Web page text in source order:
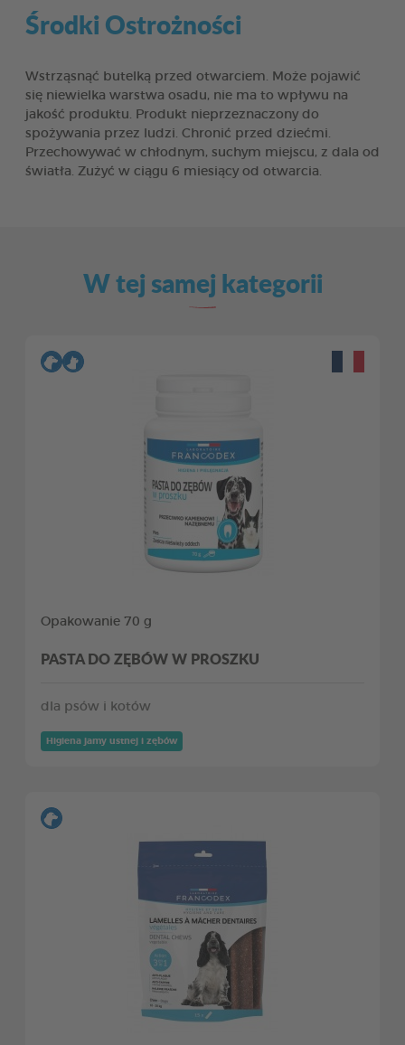
Środki Ostrożności
Wstrząsnąć butelką przed otwarciem. Może pojawić
się niewielka warstwa osadu, nie ma to wpływu na
jakość produktu. Produkt nieprzeznaczony do
spożywania przez ludzi. Chronić przed dziećmi.
Przechowywać w chłodnym, suchym miejscu, z dala od
światła. Zużyć w ciągu 6 miesiący od otwarcia.
W tej samej kategorii
Opakowanie 70 g
PASTA DO ZĘBÓW W PROSZKU
dla psów i kotów
Higiena jamy ustnej i zębów